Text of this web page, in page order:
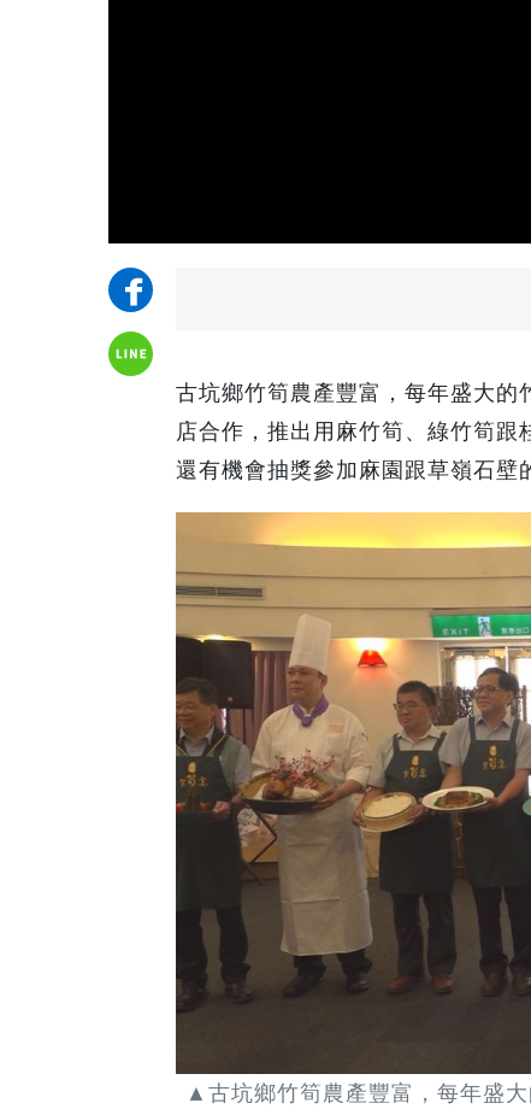
古坑鄉竹筍農產豐富，每年盛大的
店合作，推出用麻竹筍、綠竹筍跟
還有機會抽獎參加麻園跟草嶺石壁
▲古坑鄉竹筍農產豐富，每年盛